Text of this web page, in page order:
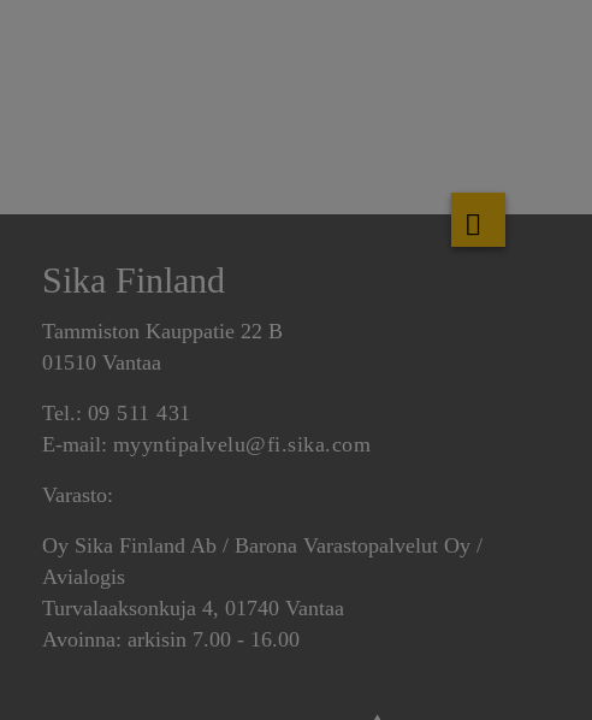
Sika Finland
Tammiston Kauppatie 22 B
01510 Vantaa
Tel.: 09 511 431
E-mail: myyntipalvelu@fi.sika.com
Varasto:
Oy Sika Finland Ab / Barona Varastopalvelut Oy /
Avialogis
Turvalaaksonkuja 4, 01740 Vantaa
Avoinna: arkisin 7.00 - 16.00